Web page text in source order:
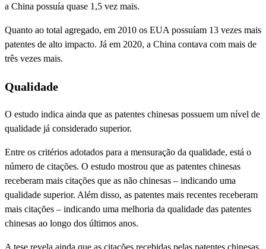
a China possuía quase 1,5 vez mais.
Quanto ao total agregado, em 2010 os EUA possuíam 13 vezes mais
patentes de alto impacto. Já em 2020, a China contava com mais de
três vezes mais.
Qualidade
O estudo indica ainda que as patentes chinesas possuem um nível de
qualidade já considerado superior.
Entre os critérios adotados para a mensuração da qualidade, está o
número de citações. O estudo mostrou que as patentes chinesas
receberam mais citações que as não chinesas – indicando uma
qualidade superior. Além disso, as patentes mais recentes receberam
mais citações – indicando uma melhoria da qualidade das patentes
chinesas ao longo dos últimos anos.
A tese revela ainda que as citações recebidas pelas patentes chinesas,